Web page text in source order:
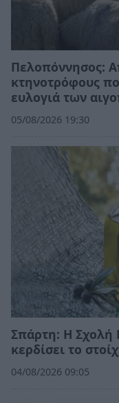
Πελοπόννησος:
κτηνοτρόφους
ευλογιά των
05/08/2026 19:30
Σπάρτη: Η Σχολή
κερδίσει το
04/08/2026 09:05